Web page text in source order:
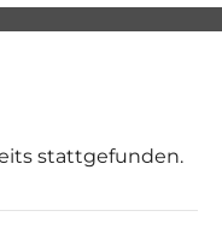
stattgefunden.